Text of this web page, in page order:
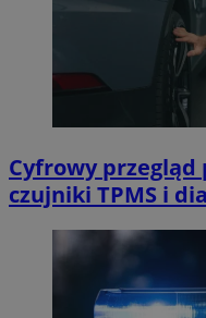
Cyfrowy
czujniki TPMS i